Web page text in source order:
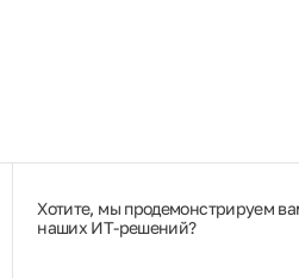
Хотите, мы продемонстрируем
наших ИТ‑решений?